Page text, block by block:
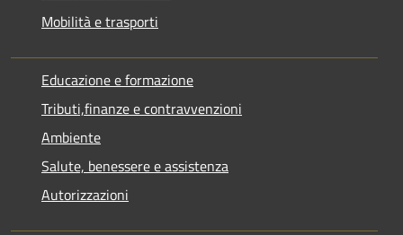
Mobilità e trasporti
Educazione e formazione
Tributi,finanze e contravvenzioni
Ambiente
Salute, benessere e assistenza
Autorizzazioni